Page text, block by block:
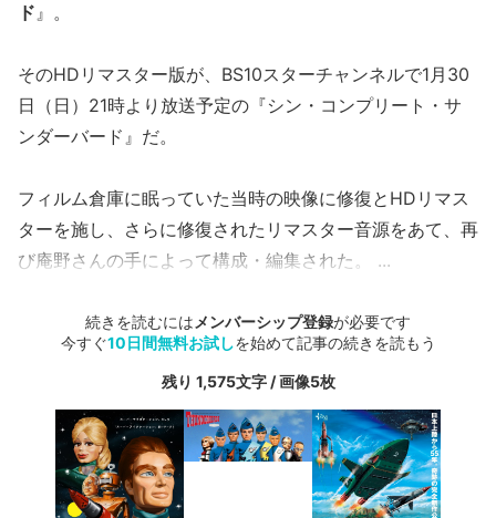
ド』。
そのHDリマスター版が、BS10スターチャンネルで1月30
日（日）21時より放送予定の『シン・コンプリート・サ
ンダーバード』だ。
フィルム倉庫に眠っていた当時の映像に修復とHDリマス
ターを施し、さらに修復されたリマスター音源をあて、再
び庵野さんの手によって構成・編集された。 ...
続きを読むには メンバーシップ登録が必要です
今すぐ10日間無料お試しを始めて記事の続きを読もう
残り 1,575文字 / 画像5枚